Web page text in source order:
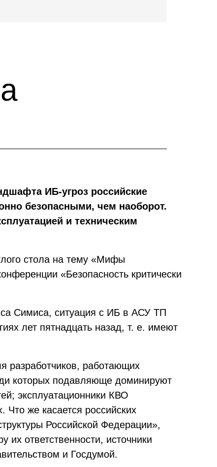
ИБ-угроз российские
безопасными, чем наоборот.
и техническим
стола на тему «Мифы
«Безопасность критически
Симиса, ситуация с ИБ в АСУ ТП
лет пятнадцать назад, т. е. имеют
разработчиков, работающих
которых подавляюще доминируют
эксплуатационники КВО
Что же касается российских
Российской Федерации»,
ответственности, источники
и Госдумой.